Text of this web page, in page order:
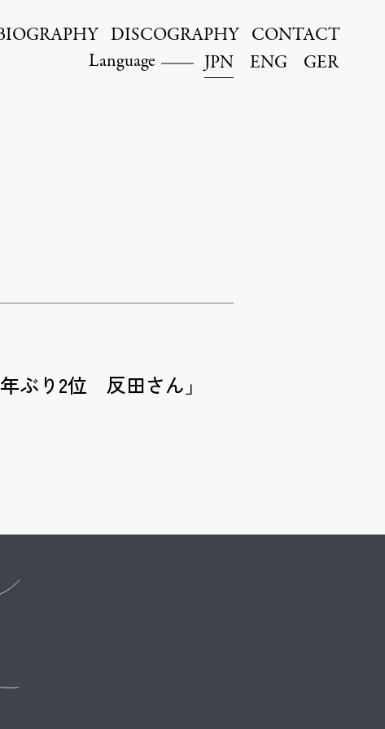
Language JPN ENG GER
DISCOGRAPHY CONTACT
ぶり2位 反田さん」